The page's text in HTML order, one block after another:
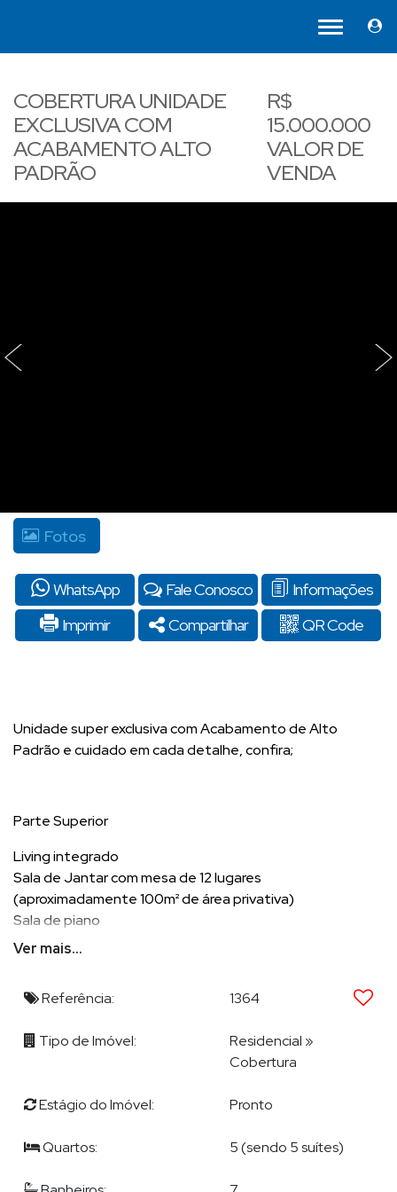
COBERTURA UNIDADE
EXCLUSIVA COM
ACABAMENTO ALTO
PADRÃO
R$
15.000.000
VALOR DE
VENDA
‹ ›
Fotos
WhatsApp Fale Conosco
Informações
Imprimir
Compartilhar QR Code
Unidade super exclusiva com Acabamento de Alto
Padrão e cuidado em cada detalhe, confira;
Parte Superior
Living integrado
Sala de Jantar com mesa de 12 lugares
(aproximadamente 100m² de área privativa)
Sala de piano
Sala de estar
Revestimento de Carpe Bege em todo apartamento
Elevador para 1 pessoa (com nobreak)
Cozinha completa (móveis planejados, pedras do balcão
Área de serviço com banheiro, e maquinário completo
Ver mais...
Referência: 1364
Tipo de Imóvel: Residencial »
Cobertura
Estágio do Imóvel: Pronto
Quartos: 5 (sendo 5 suítes)